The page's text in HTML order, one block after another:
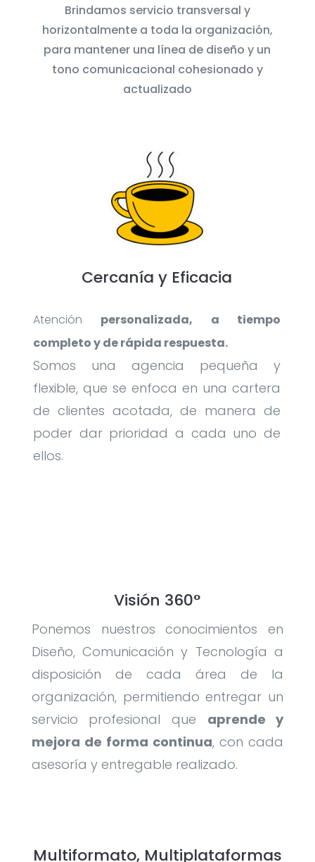
Brindamos servicio transversal y
horizontalmente a toda la organización,
para mantener una línea de diseño y un
tono comunicacional cohesionado y
actualizado
Cercanía y Eficacia
Atención personalizada, a tiempo
completo y de rápida respuesta.
Somos una agencia pequeña y
flexible, que se enfoca en una cartera
de clientes acotada, de manera de
poder dar prioridad a cada uno de
ellos.
Visión 360°
Ponemos nuestros conocimientos en
Diseño, Comunicación y Tecnología a
disposición de cada área de la
organización, permitiendo entregar un
servicio profesional que aprende y
mejora de forma continua, con cada
asesoría y entregable realizado.
Multiformato, Multiplataformas